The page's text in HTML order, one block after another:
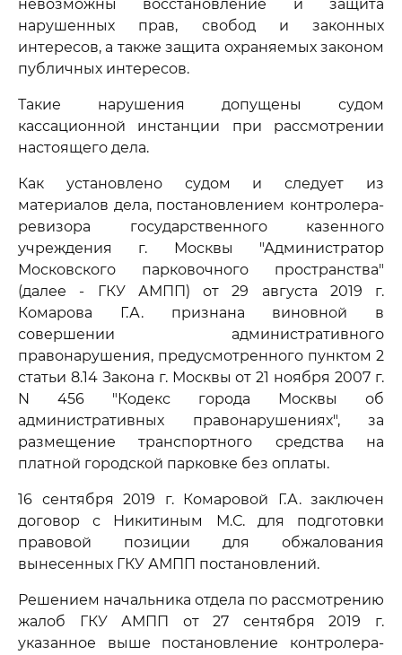
невозможны восстановление и защита
нарушенных прав, свобод и законных
интересов, а также защита охраняемых законом
публичных интересов.
Такие нарушения допущены судом
кассационной инстанции при рассмотрении
настоящего дела.
Как установлено судом и следует из
материалов дела, постановлением контролера-
ревизора государственного казенного
учреждения г. Москвы "Администратор
Московского парковочного пространства"
(далее - ГКУ АМПП) от 29 августа 2019 г.
Комарова Г.А. признана виновной в
совершении административного
правонарушения, предусмотренного пунктом 2
статьи 8.14 Закона г. Москвы от 21 ноября 2007 г.
N 456 "Кодекс города Москвы об
административных правонарушениях", за
размещение транспортного средства на
платной городской парковке без оплаты.
16 сентября 2019 г. Комаровой Г.А. заключен
договор с Никитиным М.С. для подготовки
правовой позиции для обжалования
вынесенных ГКУ АМПП постановлений.
Решением начальника отдела по рассмотрению
жалоб ГКУ АМПП от 27 сентября 2019 г.
указанное выше постановление контролера-